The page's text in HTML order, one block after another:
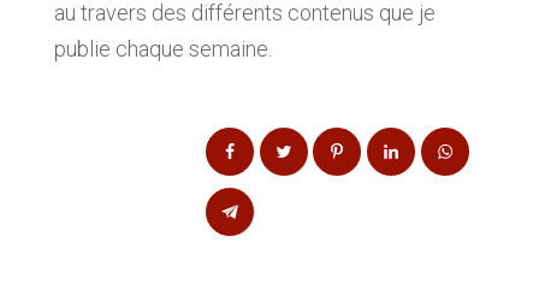
au travers des différents contenus que je
publie chaque semaine.